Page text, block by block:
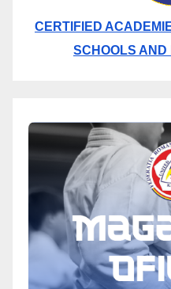
CERTIFIED
SCHOOLS